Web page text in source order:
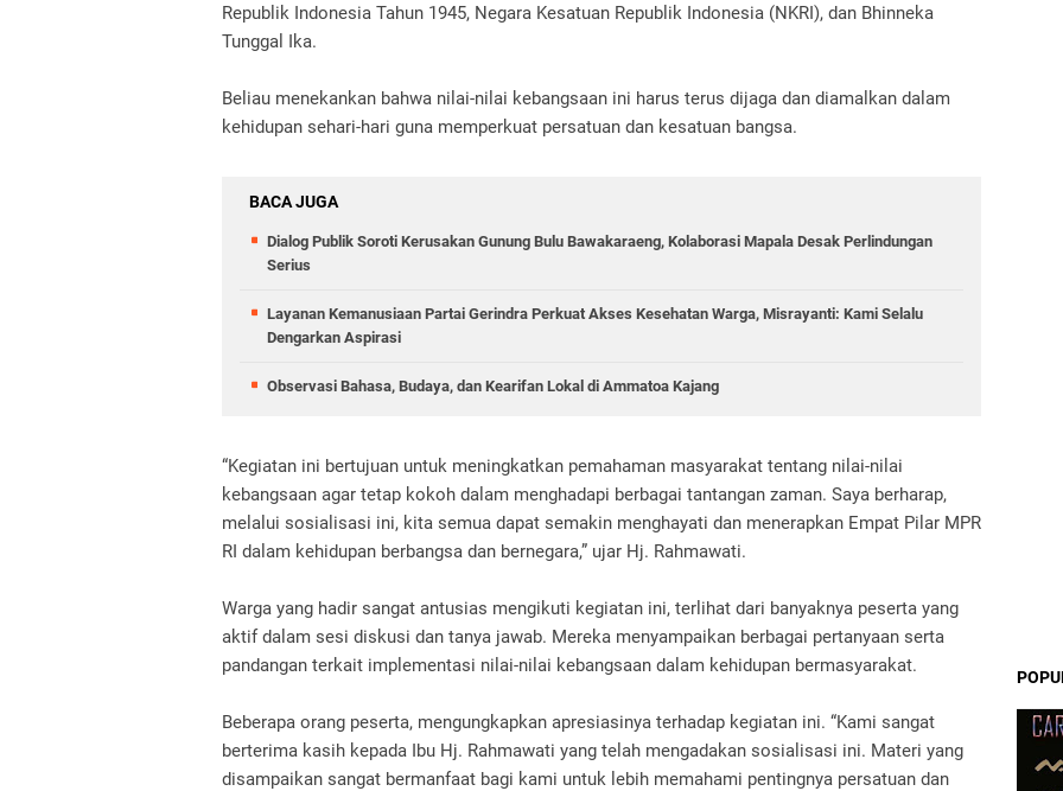
Republik Indonesia Tahun 1945, Negara Kesatuan Republik Indonesia (NKRI), dan Bhinneka
Tunggal Ika.
Beliau menekankan bahwa nilai-nilai kebangsaan ini harus terus dijaga dan diamalkan dalam
kehidupan sehari-hari guna memperkuat persatuan dan kesatuan bangsa.
BACA JUGA
Dialog Publik Soroti Kerusakan Gunung Bulu Bawakaraeng, Kolaborasi Mapala Desak Perlindungan
Serius
Layanan Kemanusiaan Partai Gerindra Perkuat Akses Kesehatan Warga, Misrayanti: Kami Selalu
Dengarkan Aspirasi
Observasi Bahasa, Budaya, dan Kearifan Lokal di Ammatoa Kajang
“Kegiatan ini bertujuan untuk meningkatkan pemahaman masyarakat tentang nilai-nilai
kebangsaan agar tetap kokoh dalam menghadapi berbagai tantangan zaman. Saya berharap,
melalui sosialisasi ini, kita semua dapat semakin menghayati dan menerapkan Empat Pilar MPR
RI dalam kehidupan berbangsa dan bernegara,” ujar Hj. Rahmawati.
Warga yang hadir sangat antusias mengikuti kegiatan ini, terlihat dari banyaknya peserta yang
aktif dalam sesi diskusi dan tanya jawab. Mereka menyampaikan berbagai pertanyaan serta
pandangan terkait implementasi nilai-nilai kebangsaan dalam kehidupan bermasyarakat.
Beberapa orang peserta, mengungkapkan apresiasinya terhadap kegiatan ini. “Kami sangat
berterima kasih kepada Ibu Hj. Rahmawati yang telah mengadakan sosialisasi ini. Materi yang
disampaikan sangat bermanfaat bagi kami untuk lebih memahami pentingnya persatuan dan